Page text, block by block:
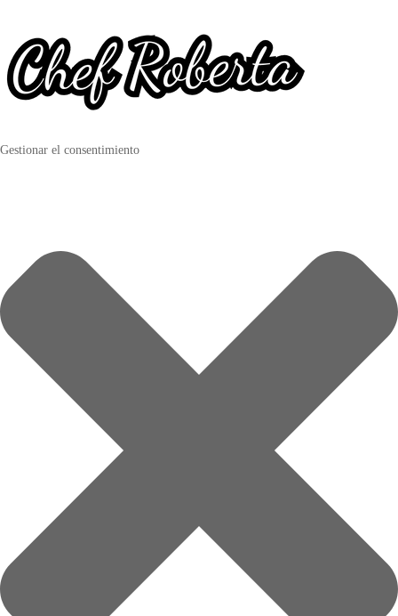
Gestionar el consentimiento